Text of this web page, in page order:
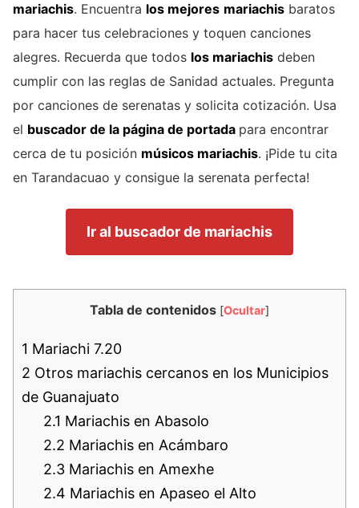
mariachis. Encuentra los mejores mariachis baratos
para hacer tus celebraciones y toquen canciones
alegres. Recuerda que todos los mariachis deben
cumplir con las reglas de Sanidad actuales. Pregunta
por canciones de serenatas y solicita cotización. Usa
el buscador de la página de portada para encontrar
cerca de tu posición músicos mariachis. ¡Pide tu cita
en Tarandacuao y consigue la serenata perfecta!
Ir al buscador de mariachis
Tabla de contenidos [Ocultar]
1 Mariachi 7.20
2 Otros mariachis cercanos en los Municipios
de Guanajuato
2.1 Mariachis en Abasolo
2.2 Mariachis en Acámbaro
2.3 Mariachis en Amexhe
2.4 Mariachis en Apaseo el Alto